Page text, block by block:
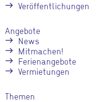
Veröffentlichungen
Angebote
News
Mitmachen!
Ferienangebote
Vermietungen
Themen